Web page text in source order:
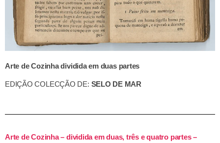
Arte de Cozinhadividida em duas partes
EDIÇÃO COLECÇÃO DE: SELO DE MAR
Arte de Cozinha – dividida em duas, três e quatro partes –